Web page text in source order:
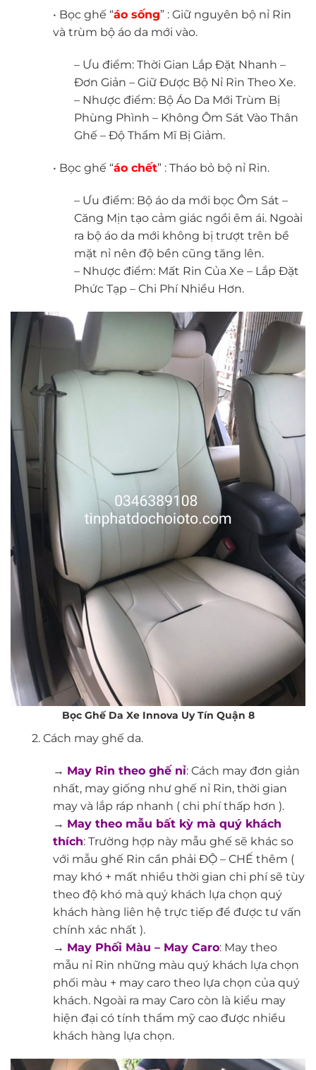
• Bọc ghế “áo sống” : Giữ nguyên bộ nỉ Rin
và trùm bộ áo da mới vào.
– Ưu điểm: Thời Gian Lắp Đặt Nhanh –
Đơn Giản – Giữ Được Bộ Nỉ Rin Theo Xe.
– Nhược điểm: Bộ Áo Da Mới Trùm Bị
Phùng Phình – Không Ôm Sát Vào Thân
Ghế – Độ Thẩm Mĩ Bị Giảm.
• Bọc ghế “áo chết” : Tháo bỏ bộ nỉ Rin.
– Ưu điểm: Bộ áo da mới bọc Ôm Sát –
Căng Mịn tạo cảm giác ngồi êm ái. Ngoài
ra bộ áo da mới không bị trượt trên bề
mặt nỉ nên độ bền cũng tăng lên.
– Nhược điểm: Mất Rin Của Xe – Lắp Đặt
Phức Tạp – Chi Phí Nhiều Hơn.
Bọc Ghế Da Xe Innova Uy Tín Quận 8
2. Cách may ghế da.
→ May Rin theo ghế nỉ: Cách may đơn giản
nhất, may giống như ghế nỉ Rin, thời gian
may và lắp ráp nhanh ( chi phí thấp hơn ).
→ May theo mẫu bất kỳ mà quý khách
thích: Trường hợp này mẫu ghế sẽ khác so
với mẫu ghế Rin cần phải ĐỘ – CHẾ thêm (
may khó + mất nhiều thời gian chi phí sẽ tùy
theo độ khó mà quý khách lựa chọn quý
khách hàng liên hệ trực tiếp để được tư vấn
chính xác nhất ).
→ May Phối Màu – May Caro: May theo
mẫu nỉ Rin những màu quý khách lựa chọn
phối màu + may caro theo lựa chọn của quý
khách. Ngoài ra may Caro còn là kiểu may
hiện đại có tính thẩm mỹ cao được nhiều
khách hàng lựa chọn.